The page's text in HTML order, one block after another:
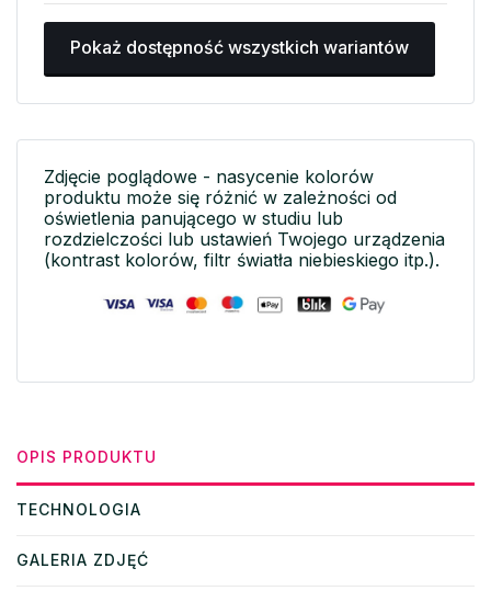
Pokaż dostępność wszystkich wariantów
Zdjęcie poglądowe - nasycenie kolorów
produktu może się różnić w zależności od
oświetlenia panującego w studiu lub
rozdzielczości lub ustawień Twojego urządzenia
(kontrast kolorów, filtr światła niebieskiego itp.).
OPIS PRODUKTU
TECHNOLOGIA
GALERIA ZDJĘĆ